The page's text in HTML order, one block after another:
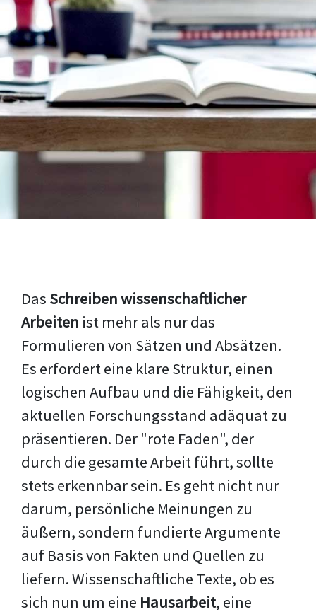
Das Schreiben wissenschaftlicher
Arbeiten ist mehr als nur das
Formulieren von Sätzen und Absätzen.
Es erfordert eine klare Struktur, einen
logischen Aufbau und die Fähigkeit, den
aktuellen Forschungsstand adäquat zu
präsentieren. Der "rote Faden", der
durch die gesamte Arbeit führt, sollte
stets erkennbar sein. Es geht nicht nur
darum, persönliche Meinungen zu
äußern, sondern fundierte Argumente
auf Basis von Fakten und Quellen zu
liefern. Wissenschaftliche Texte, ob es
sich nun um eine Hausarbeit, eine